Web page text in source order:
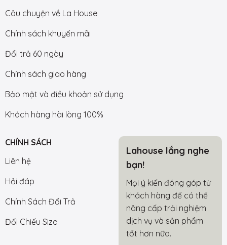
Câu chuyện về La House
Chính sách khuyến mãi
Đổi trả 60 ngày
Chính sách giao hàng
Bảo mật và điều khoản sử dụng
Khách hàng hài lòng 100%
CHÍNH SÁCH
Liên hệ
Hỏi đáp
Chính Sách Đổi Trả
Đối Chiếu Size
Lahouse lắng nghe
bạn!
Mọi ý kiến đóng góp từ
khách hàng để có thể
nâng cấp trải nghiệm
dịch vụ và sản phẩm
tốt hơn nữa.